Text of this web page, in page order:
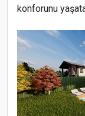
konforunu